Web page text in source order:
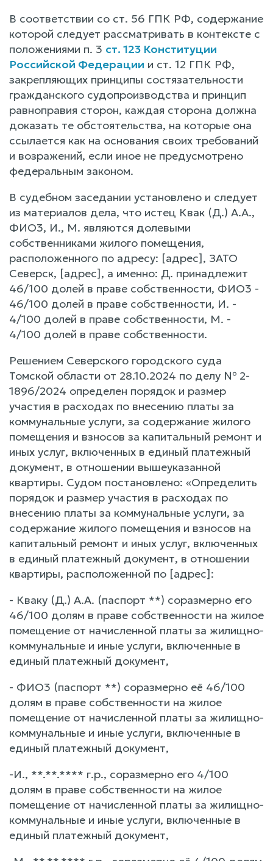
В соответствии со ст. 56 ГПК РФ, содержание
которой следует рассматривать в контексте с
положениями п. 3 ст. 123 Конституции
Российской Федерации и ст. 12 ГПК РФ,
закрепляющих принципы состязательности
гражданского судопроизводства и принцип
равноправия сторон, каждая сторона должна
доказать те обстоятельства, на которые она
ссылается как на основания своих требований
и возражений, если иное не предусмотрено
федеральным законом.
В судебном заседании установлено и следует
из материалов дела, что истец Квак (Д.) А.А.,
ФИО3, И., М. являются долевыми
собственниками жилого помещения,
расположенного по адресу: [адрес], ЗАТО
Северск, [адрес], а именно: Д. принадлежит
46/100 долей в праве собственности, ФИО3 -
46/100 долей в праве собственности, И. -
4/100 долей в праве собственности, М. -
4/100 долей в праве собственности.
Решением Северского городского суда
Томской области от 28.10.2024 по делу № 2-
1896/2024 определен порядок и размер
участия в расходах по внесению платы за
коммунальные услуги, за содержание жилого
помещения и взносов за капитальный ремонт и
иных услуг, включенных в единый платежный
документ, в отношении вышеуказанной
квартиры. Судом постановлено: «Определить
порядок и размер участия в расходах по
внесению платы за коммунальные услуги, за
содержание жилого помещения и взносов на
капитальный ремонт и иных услуг, включенных
в единый платежный документ, в отношении
квартиры, расположенной по [адрес]:
- Кваку (Д.) А.А. (паспорт **) соразмерно его
46/100 долям в праве собственности на жилое
помещение от начисленной платы за жилищно-
коммунальные и иные услуги, включенные в
единый платежный документ,
- ФИО3 (паспорт **) соразмерно её 46/100
долям в праве собственности на жилое
помещение от начисленной платы за жилищно-
коммунальные и иные услуги, включенные в
единый платежный документ,
-И., **.**.**** г.р., соразмерно его 4/100
долям в праве собственности на жилое
помещение от начисленной платы за жилищно-
коммунальные и иные услуги, включенные в
единый платежный документ,